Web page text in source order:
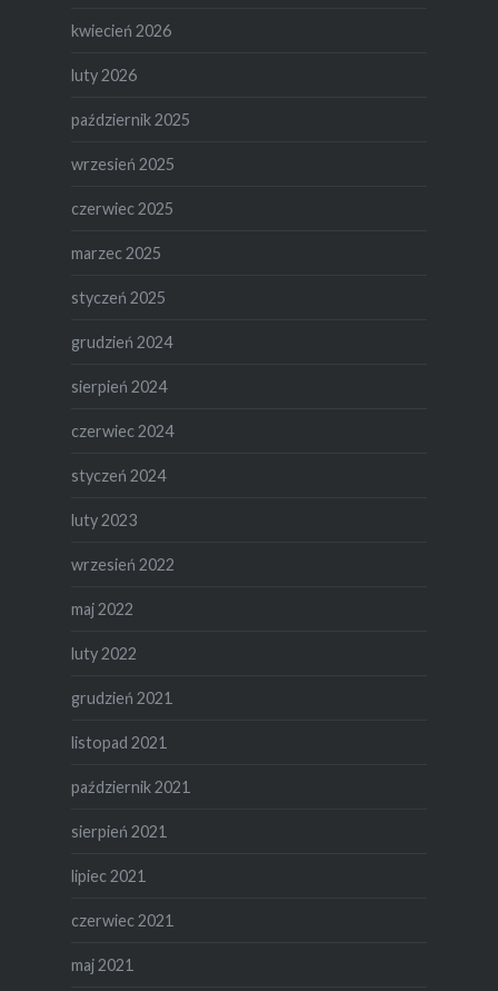
kwiecień 2026
luty 2026
październik 2025
wrzesień 2025
czerwiec 2025
marzec 2025
styczeń 2025
grudzień 2024
sierpień 2024
czerwiec 2024
styczeń 2024
luty 2023
wrzesień 2022
maj 2022
luty 2022
grudzień 2021
listopad 2021
październik 2021
sierpień 2021
lipiec 2021
czerwiec 2021
maj 2021